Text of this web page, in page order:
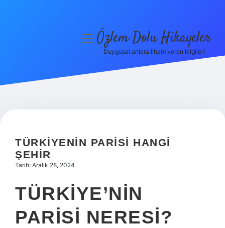
Hakkımızda
menüyüÖzlem Dolu Hikayeler
Duygusal anlara ilham veren bilgiler!
TÜRKIYENIN PARISI HANGI
ŞEHIR
Tarih: Aralık 28, 2024
TÜRKIYE’NIN
PARISI NERESI?